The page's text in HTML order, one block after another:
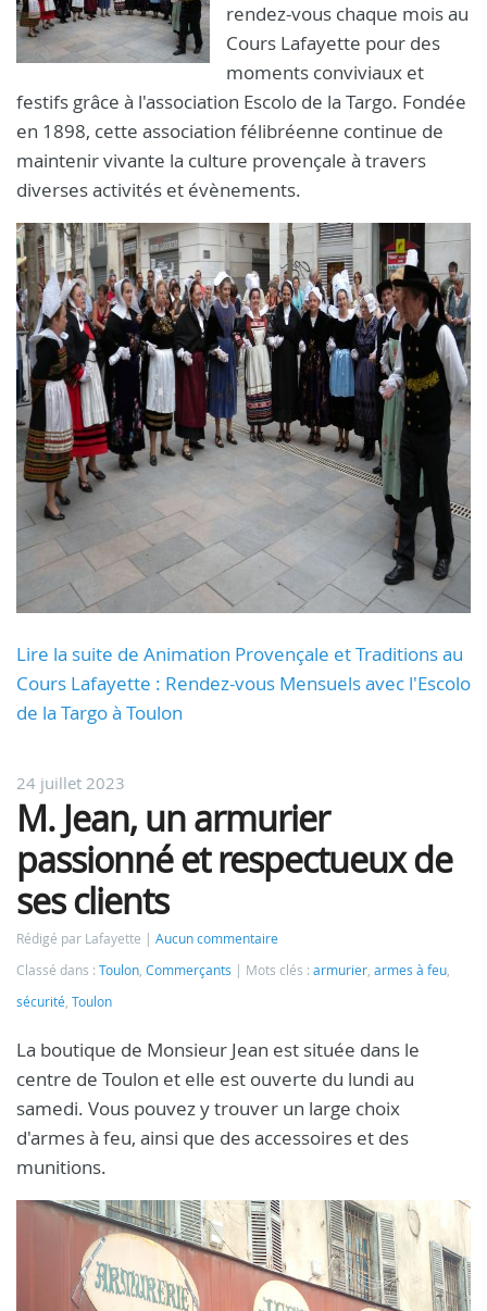
rendez-vous chaque mois au
Cours Lafayette pour des
moments conviviaux et
festifs grâce à l'association Escolo de la Targo. Fondée
en 1898, cette association félibréenne continue de
maintenir vivante la culture provençale à travers
diverses activités et évènements.
Lire la suite de Animation Provençale et Traditions au
Cours Lafayette : Rendez-vous Mensuels avec l'Escolo
de la Targo à Toulon
24 juillet 2023
M. Jean, un armurier
passionné et respectueux de
ses clients
Rédigé par Lafayette
Aucun commentaire
Classé dans : Toulon, Commerçants Mots clés : armurier, armes à feu,
sécurité, Toulon
La boutique de Monsieur Jean est située dans le
centre de Toulon et elle est ouverte du lundi au
samedi. Vous pouvez y trouver un large choix
d'armes à feu, ainsi que des accessoires et des
munitions.